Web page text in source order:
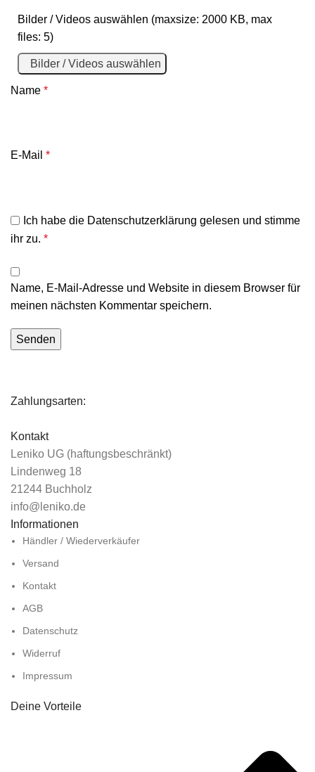
Bilder / Videos auswählen (maxsize: 2000 KB, max
files: 5)
Bilder / Videos auswählen
Name *
E-Mail *
Ich habe die Datenschutzerklärung gelesen und stimme
ihr zu. *
Name, E-Mail-Adresse und Website in diesem Browser für
meinen nächsten Kommentar speichern.
Zahlungsarten:
Kontakt
Leniko UG (haftungsbeschränkt)
Lindenweg 18
21244 Buchholz
info@leniko.de
Informationen
Händler / Wiederverkäufer
Versand
Kontakt
AGB
Datenschutz
Widerruf
Impressum
Deine Vorteile